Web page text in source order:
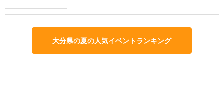
大分県の夏の人気イベントランキング